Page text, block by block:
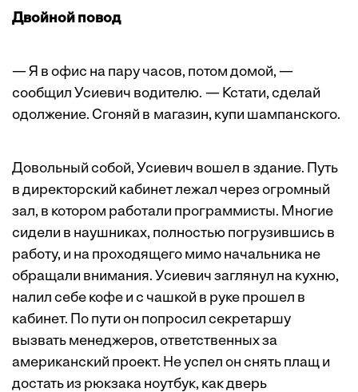
Двойной повод
— Я в офис на пару часов, потом домой, —
сообщил Усиевич водителю. — Кстати, сделай
одолжение. Сгоняй в магазин, купи шампанского.
Довольный собой, Усиевич вошел в здание. Путь
в директорский кабинет лежал через огромный
зал, в котором работали программисты. Многие
сидели в наушниках, полностью погрузившись в
работу, и на проходящего мимо начальника не
обращали внимания. Усиевич заглянул на кухню,
налил себе кофе и с чашкой в руке прошел в
кабинет. По пути он попросил секретаршу
вызвать менеджеров, ответственных за
американский проект. Не успел он снять плащ и
достать из рюкзака ноутбук, как дверь